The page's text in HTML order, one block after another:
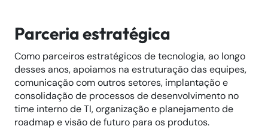
Parceria estratégica
Como parceiros estratégicos de tecnologia, ao longo
desses anos, apoiamos na estruturação das equipes,
comunicação com outros setores, implantação e
consolidação de processos de desenvolvimento no
time interno de TI, organização e planejamento de
roadmap e visão de futuro para os produtos.